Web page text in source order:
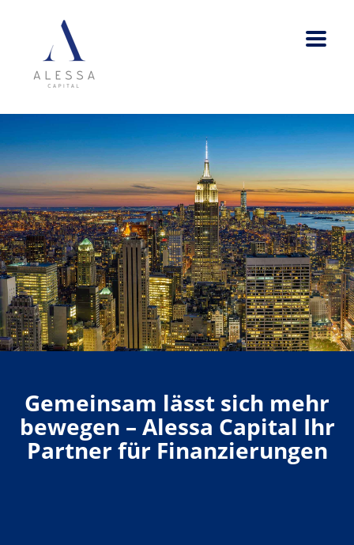
Gemeinsam lässt sich mehr
bewegen – Alessa Capital Ihr
Partner für Finanzierungen